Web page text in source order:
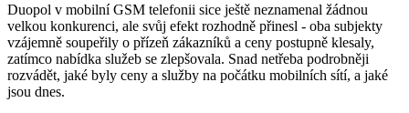
Duopol v mobilní GSM telefonii sice ještě neznamenal žádnou
velkou konkurenci, ale svůj efekt rozhodně přinesl - oba subjekty
vzájemně soupeřily o přízeň zákazníků a ceny postupně klesaly,
zatímco nabídka služeb se zlepšovala. Snad netřeba podrobněji
rozvádět, jaké byly ceny a služby na počátku mobilních sítí, a jaké
jsou dnes.